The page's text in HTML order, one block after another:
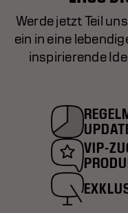
Werde jetzt Teil
ein in eine
inspirierende
VIP-